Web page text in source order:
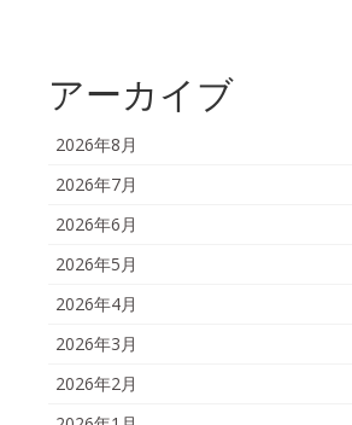
アーカイブ
2026年8月
2026年7月
2026年6月
2026年5月
2026年4月
2026年3月
2026年2月